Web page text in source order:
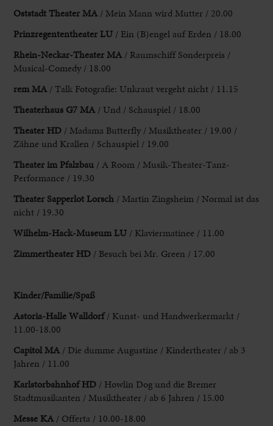
Oststadt Theater MA / Mein Mann wird Mutter / 20.00
Prinzregententheater LU / Ein (B)engel auf Erden / 18.00
Rhein-Neckar-Theater MA / Raumschiff Sonderpreis /
Musical-Comedy / 18.00
rem MA / Talk Fotografie: Unkraut vergeht nicht / 11.15
Theaterhaus G7 MA / Und / Schauspiel / 18.00
Theater HD / Madama Butterfly / Musiktheater / 19.00 /
Zähne und Krallen / Schauspiel / 19.00
Theater im Pfalzbau / A Room / Musik-Theater-Tanz-
Performance / 19.30
Theater Sapperlot Lorsch / Martin Zingsheim / Normal ist das
nicht / 19.30
Wilhelm-Hack-Museum LU / Klaviermatinee / 11.00
Zimmertheater HD / Besuch bei Mr. Green / 17.00
Kinder/Familie/Spaß
Astoria-Halle Walldorf/ Kunst- und Handwerkermarkt /
11.00-18.00
Capitol MA / Die dumme Augustine / Kindertheater / ab 3
Jahren / 11.00
Karlstorbahnhof HD / Howlin Dog und die Bremer
Stadtmusikanten / Musiktheater / ab 6 Jahren / 15.00
Messe KA / Offerta / 10.00-18.00